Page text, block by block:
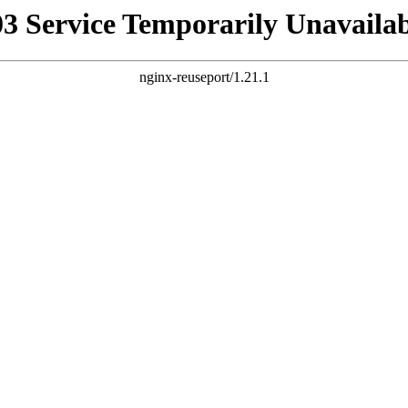
Service Temporarily
nginx-reuseport/1.21.1